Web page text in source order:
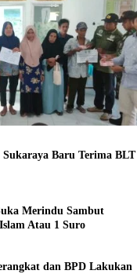
Baru Terima BLT
Merindu Sambut
Atau 1 Suro
dan BPD Lakukan